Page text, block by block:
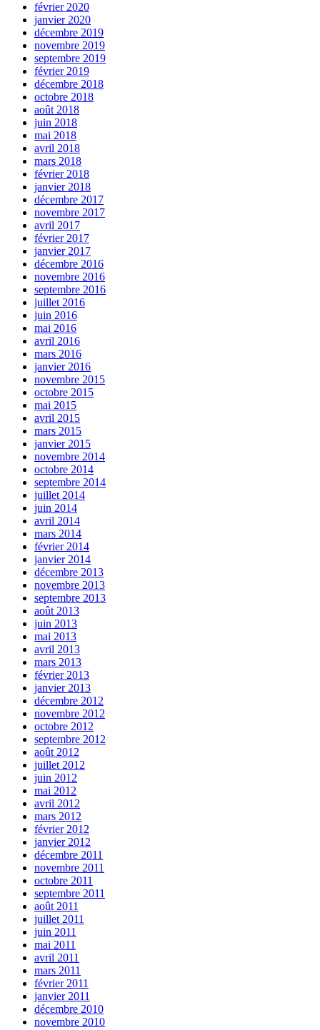
février 2020
janvier 2020
décembre 2019
novembre 2019
septembre 2019
février 2019
décembre 2018
octobre 2018
août 2018
juin 2018
mai 2018
avril 2018
mars 2018
février 2018
janvier 2018
décembre 2017
novembre 2017
avril 2017
février 2017
janvier 2017
décembre 2016
novembre 2016
septembre 2016
juillet 2016
juin 2016
mai 2016
avril 2016
mars 2016
janvier 2016
novembre 2015
octobre 2015
mai 2015
avril 2015
mars 2015
janvier 2015
novembre 2014
octobre 2014
septembre 2014
juillet 2014
juin 2014
avril 2014
mars 2014
février 2014
janvier 2014
décembre 2013
novembre 2013
septembre 2013
août 2013
juin 2013
mai 2013
avril 2013
mars 2013
février 2013
janvier 2013
décembre 2012
novembre 2012
octobre 2012
septembre 2012
août 2012
juillet 2012
juin 2012
mai 2012
avril 2012
mars 2012
février 2012
janvier 2012
décembre 2011
novembre 2011
octobre 2011
septembre 2011
août 2011
juillet 2011
juin 2011
mai 2011
avril 2011
mars 2011
février 2011
janvier 2011
décembre 2010
novembre 2010